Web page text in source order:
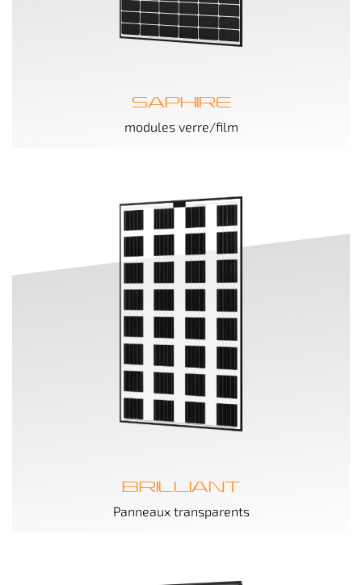
SAPHIRE
modules verre/film
BRILLIANT
Panneaux transparents